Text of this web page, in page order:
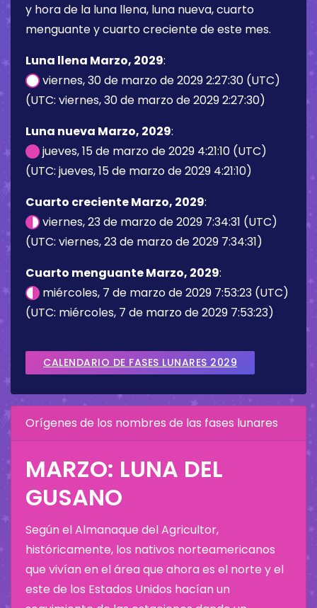
y hora de la luna llena, luna nueva, cuarto
menguante y cuarto creciente de este mes.
Luna llena Marzo, 2029:
viernes, 30 de marzo de 2029 2:27:30 (UTC)
(UTC: viernes, 30 de marzo de 2029 2:27:30)
Luna nueva Marzo, 2029:
jueves, 15 de marzo de 2029 4:21:10 (UTC)
(UTC: jueves, 15 de marzo de 2029 4:21:10)
Cuarto creciente Marzo, 2029:
viernes, 23 de marzo de 2029 7:34:31 (UTC)
(UTC: viernes, 23 de marzo de 2029 7:34:31)
Cuarto menguante Marzo, 2029:
miércoles, 7 de marzo de 2029 7:53:23 (UTC)
(UTC: miércoles, 7 de marzo de 2029 7:53:23)
CALENDARIO DE FASES LUNARES 2029
Orígenes de los nombres de las fases lunares
MARZO: LUNA DEL
GUSANO
Según el Almanaque del Agricultor,
históricamente, los nativos norteamericanos
que vivían en el área que ahora es el norte y el
este de los Estados Unidos hacían un